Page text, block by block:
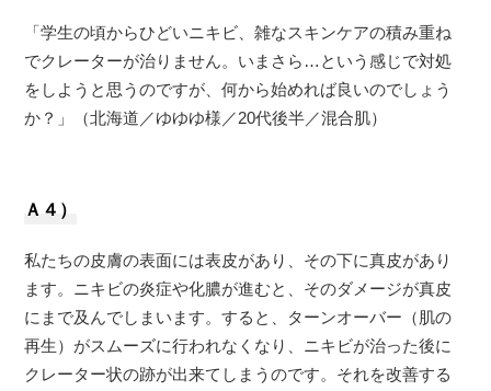
「学生の頃からひどいニキビ、雑なスキンケアの積み重ね
でクレーターが治りません。いまさら…という感じで対処
をしようと思うのですが、何から始めれば良いのでしょう
か？」（北海道／ゆゆゆ様／20代後半／混合肌）
Ａ４）
私たちの皮膚の表面には表皮があり、その下に真皮があり
ます。ニキビの炎症や化膿が進むと、そのダメージが真皮
にまで及んでしまいます。すると、ターンオーバー（肌の
再生）がスムーズに行われなくなり、ニキビが治った後に
クレーター状の跡が出来てしまうのです。それを改善する